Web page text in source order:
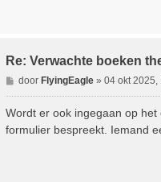
Re: Verwachte boeken
B
e
r
c
door FlyingEagle» 04 okt 2025,
Wordt er ook ingegaan op
formulier bespreekt. Iemand